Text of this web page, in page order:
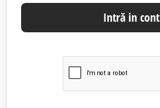
Intră in cont